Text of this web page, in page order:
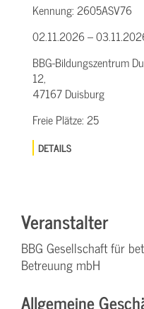
Kennung:2605ASV76
02.11.2026 –
BBG-Bildungszentrum
12,
47167 Duisburg
Freie Plätze:25
DETAILS
Veranstalter
BBG Gesellschaft für
Betreuung mbH
Allgemeine